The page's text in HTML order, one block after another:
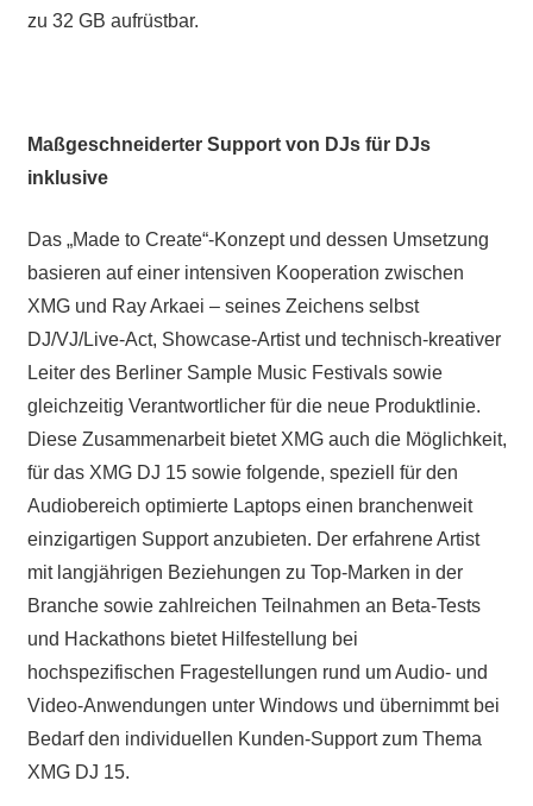
zu 32 GB aufrüstbar.
Maßgeschneiderter Support von DJs für DJs
inklusive
Das „Made to Create“-Konzept und dessen Umsetzung
basieren auf einer intensiven Kooperation zwischen
XMG und Ray Arkaei – seines Zeichens selbst
DJ/VJ/Live-Act, Showcase-Artist und technisch-kreativer
Leiter des Berliner Sample Music Festivals sowie
gleichzeitig Verantwortlicher für die neue Produktlinie.
Diese Zusammenarbeit bietet XMG auch die Möglichkeit,
für das XMG DJ 15 sowie folgende, speziell für den
Audiobereich optimierte Laptops einen branchenweit
einzigartigen Support anzubieten. Der erfahrene Artist
mit langjährigen Beziehungen zu Top-Marken in der
Branche sowie zahlreichen Teilnahmen an Beta-Tests
und Hackathons bietet Hilfestellung bei
hochspezifischen Fragestellungen rund um Audio- und
Video-Anwendungen unter Windows und übernimmt bei
Bedarf den individuellen Kunden-Support zum Thema
XMG DJ 15.